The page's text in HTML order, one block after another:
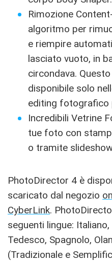
Rimozione
algoritmo per
e riempire
lasciato vuoto, in
circondava.
disponibile solo
editing fotografico
Incredibili Vetrine
tue foto con
o tramite
PhotoDirector 4 è
scaricato dal negozio
CyberLink.
seguenti lingue:
Tedesco, Spagnolo,
(Tradizionale e